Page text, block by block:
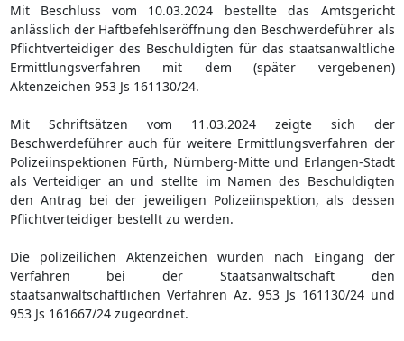
Mit Beschluss vom 10.03.2024 bestellte das Amtsgericht
anlässlich der Haftbefehlseröffnung den Beschwerdeführer als
Pflichtverteidiger des Beschuldigten für das staatsanwaltliche
Ermittlungsverfahren mit dem (später vergebenen)
Aktenzeichen 953 Js 161130/24.
Mit Schriftsätzen vom 11.03.2024 zeigte sich der
Beschwerdeführer auch für weitere Ermittlungsverfahren der
Polizeiinspektionen Fürth, Nürnberg-Mitte und Erlangen-Stadt
als Verteidiger an und stellte im Namen des Beschuldigten
den Antrag bei der jeweiligen Polizeiinspektion, als dessen
Pflichtverteidiger bestellt zu werden.
Die polizeilichen Aktenzeichen wurden nach Eingang der
Verfahren bei der Staatsanwaltschaft den
staatsanwaltschaftlichen Verfahren Az. 953 Js 161130/24 und
953 Js 161667/24 zugeordnet.